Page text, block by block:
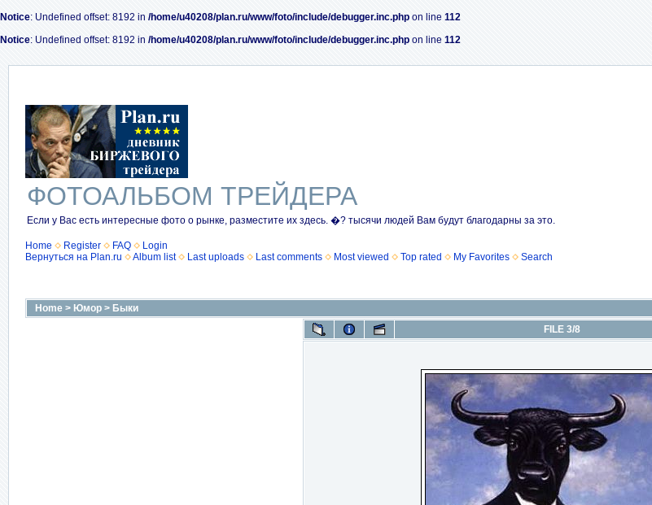
Notice: Undefined offset: 8192 in /home/u40208/plan.ru/www/foto/include/debugger.inc.php on line 112
Notice: Undefined offset: 8192 in /home/u40208/plan.ru/www/foto/include/debugger.inc.php on line 112
ФОТОАЛЬБОМ ТРЕЙДЕРА
Если у Вас есть интересные фото о рынке, разместите их здесь. �? тысячи людей Вам будут благодарны за это.
Home Register FAQ
Login
Вернуться на Plan.ru
Album list Last uploads Last comments Most viewed Top rated My Favorites Search
Home > Юмор > Быки
FILE 3/8